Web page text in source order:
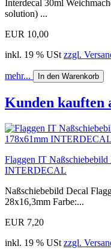
Interdecal 30ml
solution) ...
EUR 10,00
inkl. 19 % USt zzgl.
mehr... In den Warenkorb
Kunden kauften
Flaggen IT Naßschiebebild
INTERDECAL
Naßschiebebild Decal
28x16,3mm Farbe:...
EUR 7,20
inkl. 19 % USt zzgl.